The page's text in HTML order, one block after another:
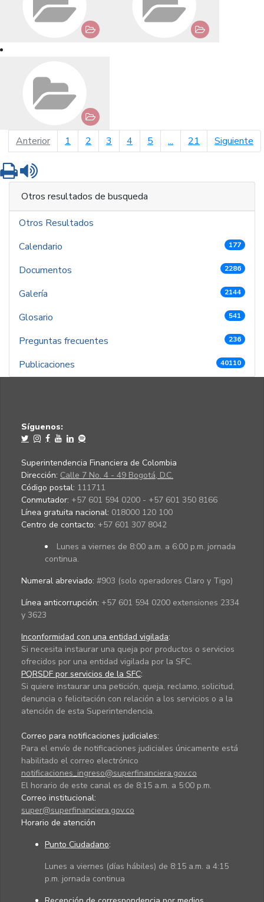
Anteriorpágina anterior
1 2 3 4 5 ... 21 Siguiente
Imprimir
Otros resultados de busqueda
Otros Resultados
Calendario
177
Documentos 2286
Galería 2144
Glosario 541
Preguntas frecuentes 236
Publicaciones 40110
Síguenos:
Superintendencia Financiera de Colombia
Dirección: Calle 7 No. 4 - 49 Bogotá, D.C.
Código postal: 111711
Conmutador: +57 601 594 0200 - +57 601 350 8166
Línea gratuita nacional: 018000 120 100
Centro de contacto: +57 601 307 8042
Lunes a viernes de 8:00 a.m. a 6:00 p.m. jornada
continua.
Numeral abreviado: #903 (solo operadores Claro y Tigo)
Línea anticorrupción: +57 601 594 0200 extensiones 2334
y 3623
Inconformidad con una entidad vigilada:
Si necesita instaurar una queja por productos o servicios
ofrecidos por una entidad vigilada por la SFC.
PQRSDF por servicios de la SFC:
Si quiere instaurar una petición, queja, reclamo, solicitud,
denuncia o felicitación con relación a los servicios o a la
atención de esta Superintendencia.
Correo para notificaciones judiciales:
Para el envío de notificaciones judiciales únicamente está
habilitado el correo electrónico
notificaciones_ingreso@superfinanciera.gov.co
El horario de este canal es de 8:15 a.m. a 5:00 p.m.
Correo institucional:
super@superfinanciera.gov.co
Horario de atención
Punto Ciudadano:
Lunes a viernes (días hábiles) de 8:15 a.m. a 4:15
p.m. jornada continua